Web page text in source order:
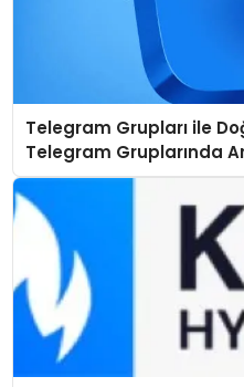
Telegram Grupları ile
Telegram Gruplarında